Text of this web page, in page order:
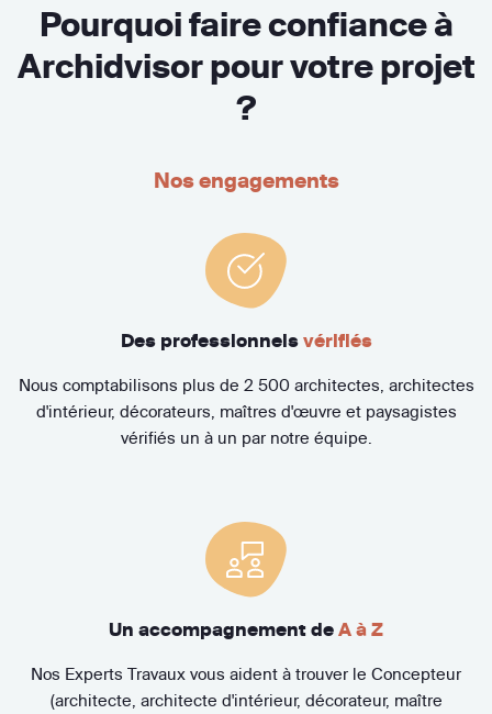
Pourquoi faire confiance à
Archidvisor pour votre projet
?
Nos engagements
Des professionnels vérifiés
Nous comptabilisons plus de 2 500 architectes, architectes
d'intérieur, décorateurs, maîtres d'œuvre et paysagistes
vérifiés un à un par notre équipe.
Un accompagnement de A à Z
Nos Experts Travaux vous aident à trouver le Concepteur
(architecte, architecte d'intérieur, décorateur, maître